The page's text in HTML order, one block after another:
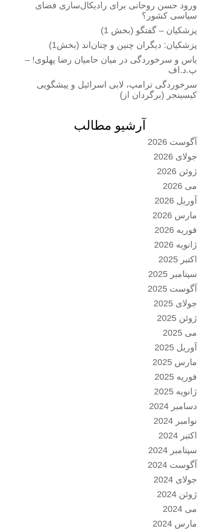
ورود حسن روحانی برای رادیکال‌سازی فضای
سیاسی کشور؟
پزشکیان – گفتگو (بخش 1)
پزشکیان: دیگران چنین و چنان‌اند (بخش1)
یاس و سرخوردگی در میان حامیان رضا پهلوی! –
پ.د.اف
سرخوردگی ترامپ، لابی اسرائیل و پیشگویی
کیسینجر (برگردان از)
آرشیو مطالب
آگوست 2026
جولای 2026
ژوئن 2026
می 2026
آوریل 2026
مارس 2026
فوریه 2026
ژانویه 2026
اکتبر 2025
سپتامبر 2025
آگوست 2025
جولای 2025
ژوئن 2025
می 2025
آوریل 2025
مارس 2025
فوریه 2025
ژانویه 2025
دسامبر 2024
نوامبر 2024
اکتبر 2024
سپتامبر 2024
آگوست 2024
جولای 2024
ژوئن 2024
می 2024
مارس 2024